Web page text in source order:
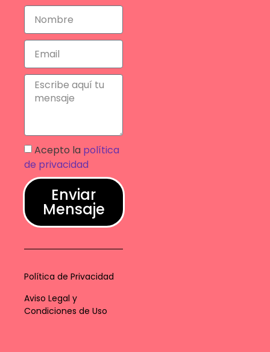
Acepto la política
de privacidad
Enviar
Mensaje
Política de Privacidad
Aviso Legal y
Condiciones de Uso